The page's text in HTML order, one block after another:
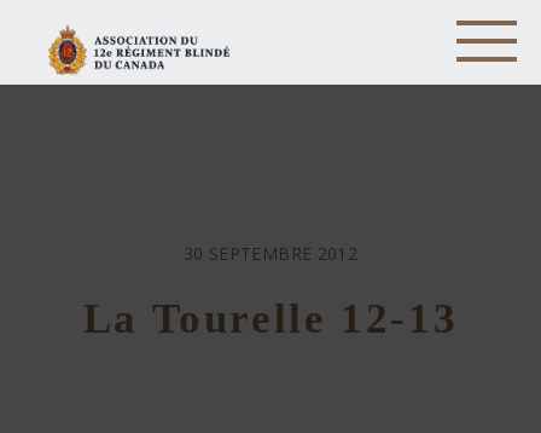
30 SEPTEMBRE 2012
La Tourelle 12-13